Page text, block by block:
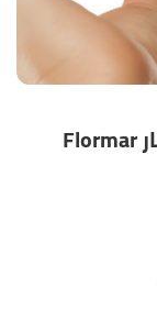
تعرفي أكثر على فاونديشن فلورمار Flormar